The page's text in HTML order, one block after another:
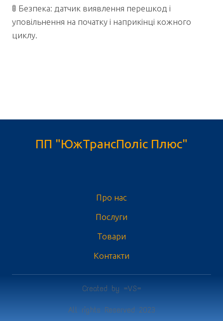
🚦 Безпека: датчик виявлення перешкод і
уповільнення на початку і наприкінці кожного
циклу.
ПП "ЮжТрансПоліс Плюс"
Про нас
Послуги
Товари
Контакти
Created by =VS=
All rights Reserved 2023